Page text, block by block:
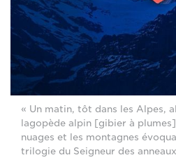
« Un matin, tôt dans les Alpes,
lagopède alpin [gibier à
nuages et les montagnes
trilogie du Seigneur des